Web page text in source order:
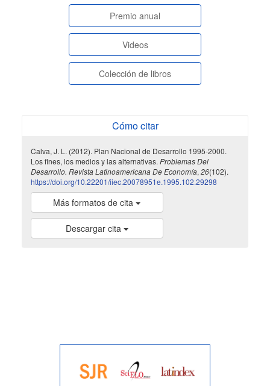
paginasespeciales
Premio anual
Videos
Colección de libros
Cómo citar
Calva, J. L. (2012). Plan Nacional de Desarrollo 1995-2000.
Los fines, los medios y las alternativas. Problemas Del
Desarrollo. Revista Latinoamericana De Economía, 26(102).
https://doi.org/10.22201/iiec.20078951e.1995.102.29298
Más formatos de cita
Descargar cita